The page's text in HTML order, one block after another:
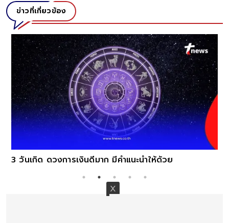
ข่าวที่เกี่ยวข้อง
3 วันเกิด ดวงการเงินดีมาก มีคำแนะนำให้ด้วย